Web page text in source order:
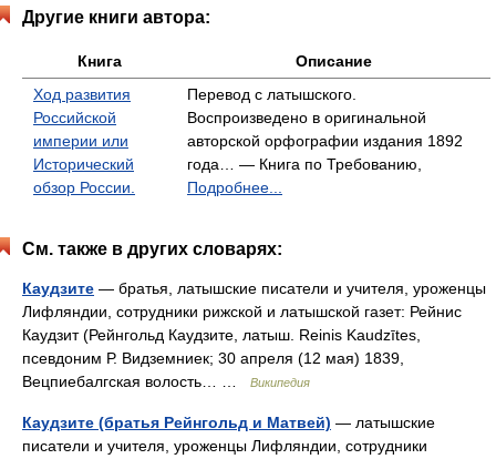
Другие книги автора:
Книга
Описание
Ход развития
Российской
империи или
Исторический
обзор России.
Перевод с латышского.
Воспроизведено в оригинальной
авторской орфографии издания 1892
года… — Книга по Требованию,
Подробнее...
См. также в других словарях:
Каудзите — братья, латышские писатели и учителя, уроженцы
Лифляндии, сотрудники рижской и латышской газет: Рейнис
Каудзит (Рейнгольд Каудзите, латыш. Reinis Kaudzītes,
псевдоним Р. Видземниек; 30 апреля (12 мая) 1839,
Вецпиебалгская волость… …
Википедия
Каудзите (братья Рейнгольд и Матвей) — латышские
писатели и учителя, уроженцы Лифляндии, сотрудники